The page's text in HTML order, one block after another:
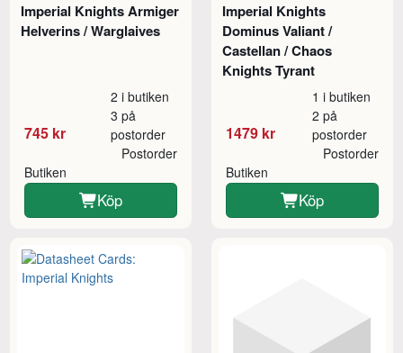
Imperial Knights Armiger
Helverins / Warglaives
745 kr
2 i butiken
3 på
postorder
Butiken
Postorder
Köp
Imperial Knights
Dominus Valiant /
Castellan / Chaos
Knights Tyrant
1479 kr
1 i butiken
2 på
postorder
Butiken
Postorder
Köp